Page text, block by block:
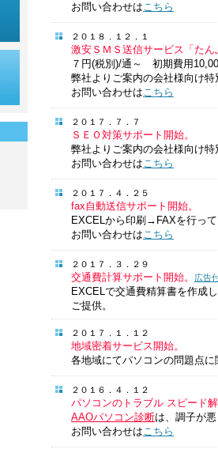
お問い合わせはこちら
２０１８．１２．１
激安ＳＭＳ送信サービス「たん
７円(税別)/通～ 初期費用
弊社よりご案内の会社様向け特
お問い合わせはこちら
２０１７．７．７
ＳＥＯ対策サポート開始。
弊社よりご案内の会社様向け特
お問い合わせはこちら
２０１７．４．２５
fax自動送信サポート開始。
EXCELから印刷→FAXを行っ
お問い合わせはこちら
２０１７．３．２９
交通費計算サポート開始。 広告
EXCELで交通費精算書を作成
ご提供。
２０１７．１．１２
地域密着サービス開始。
各地域にてパソコンの問題点に
２０１６．４．１２
パソコンのトラブル スピード解
AAOパソコン診断は、調子が
お問い合わせはこちら